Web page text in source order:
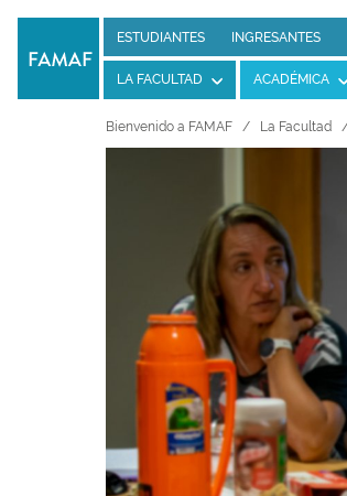
ESTUDIANTES INGRESANTES
LA FACULTAD ACADÉMICA
Bienvenido a FAMAF La Facultad